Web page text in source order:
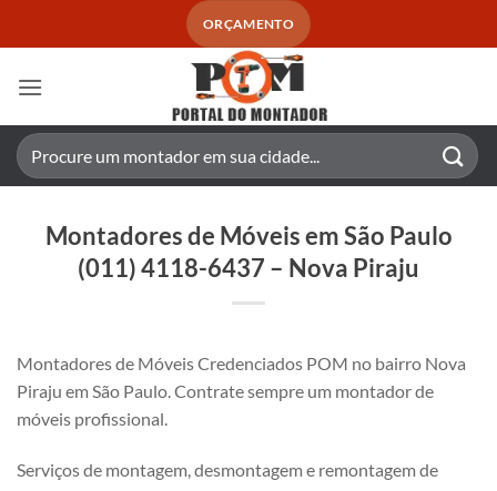
ORÇAMENTO
Pesquisar
por:
Montadores de Móveis em São Paulo
(011) 4118-6437 – Nova Piraju
Montadores de Móveis Credenciados POM no bairro Nova
Piraju em São Paulo. Contrate sempre um montador de
móveis profissional.
Serviços de montagem, desmontagem e remontagem de